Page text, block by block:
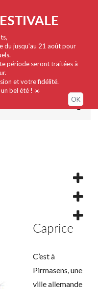
du jusqu'au 21 août pour
période seront traitées à
et votre fidélité.
un bel été ! ☀️
OK
Caprice
C’est à
Pirmasens, une
ville allemande